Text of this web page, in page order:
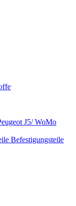
J5/ WoMo
Befestigungsteile